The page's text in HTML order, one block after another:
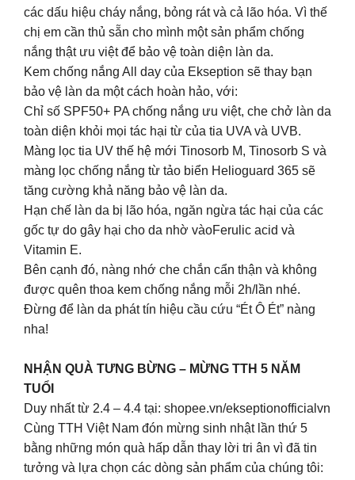
các dấu hiệu cháy nắng, bỏng rát và cả lão hóa. Vì thế
chị em cần thủ sẵn cho mình một sản phẩm chống
nắng thật ưu việt để bảo vệ toàn diện làn da.
Kem chống nắng All day của Ekseption sẽ thay bạn
bảo vệ làn da một cách hoàn hảo, với:
Chỉ số SPF50+ PA chống nắng ưu việt, che chở làn da
toàn diện khỏi mọi tác hại từ của tia UVA và UVB.
Màng lọc tia UV thế hệ mới Tinosorb M, Tinosorb S và
màng lọc chống nắng từ tảo biển Helioguard 365 sẽ
tăng cường khả năng bảo vệ làn da.
Hạn chế làn da bị lão hóa, ngăn ngừa tác hại của các
gốc tự do gây hại cho da nhờ vàoFerulic acid và
Vitamin E.
Bên cạnh đó, nàng nhớ che chắn cẩn thận và không
được quên thoa kem chống nắng mỗi 2h/lần nhé.
Đừng để làn da phát tín hiệu cầu cứu “Ét Ô Ét” nàng
nha!
NHẬN QUÀ TƯNG BỪNG – MỪNG TTH 5 NĂM
TUỔI
Duy nhất từ 2.4 – 4.4 tại: shopee.vn/ekseptionofficialvn
Cùng TTH Việt Nam đón mừng sinh nhật lần thứ 5
bằng những món quà hấp dẫn thay lời tri ân vì đã tin
tưởng và lựa chọn các dòng sản phẩm của chúng tôi: